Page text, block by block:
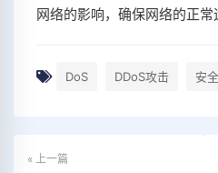
网络的影响，确保网络的正常
DoS DDoS攻击 安全
« 上一篇